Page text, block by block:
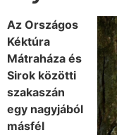
Az Országos
Kéktúra
Mátraháza és
Sirok közötti
szakaszán
egy nagyjából
másfél